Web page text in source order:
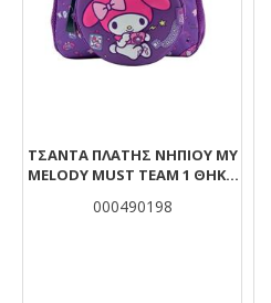
ΤΣΆΝΤΑ ΠΛΆΤΗΣ ΝΗΠΊΟΥ MY
MELODY MUST TEAM 1 ΘΉΚΗ
ΜΈΣΗΣ - ΏΜΟΥ
000490198